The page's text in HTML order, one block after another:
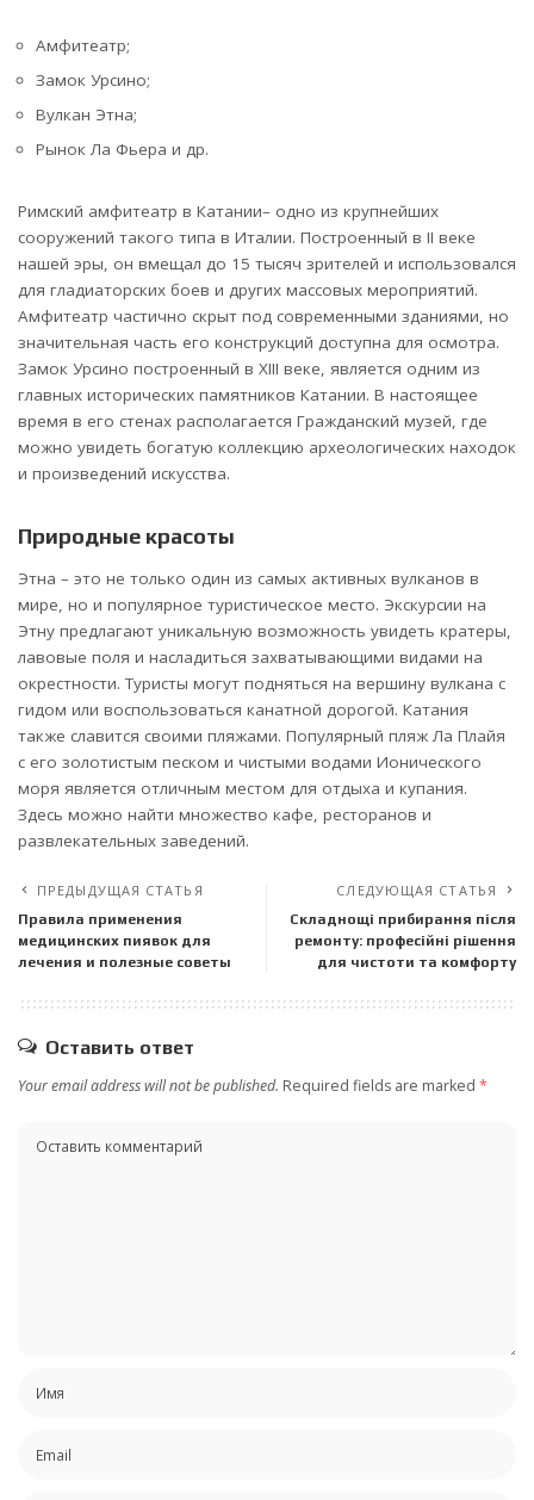
Амфитеатр;
Замок Урсино;
Вулкан Этна;
Рынок Ла Фьера и др.
Римский амфитеатр в Катании– одно из крупнейших
сооружений такого типа в Италии. Построенный в II веке
нашей эры, он вмещал до 15 тысяч зрителей и использовался
для гладиаторских боев и других массовых мероприятий.
Амфитеатр частично скрыт под современными зданиями, но
значительная часть его конструкций доступна для осмотра.
Замок Урсино построенный в XIII веке, является одним из
главных исторических памятников Катании. В настоящее
время в его стенах располагается Гражданский музей, где
можно увидеть богатую коллекцию археологических находок
и произведений искусства.
Природные красоты
Этна – это не только один из самых активных вулканов в
мире, но и популярное туристическое место. Экскурсии на
Этну предлагают уникальную возможность увидеть кратеры,
лавовые поля и насладиться захватывающими видами на
окрестности. Туристы могут подняться на вершину вулкана с
гидом или воспользоваться канатной дорогой. Катания
также славится своими пляжами. Популярный пляж Ла Плайя
с его золотистым песком и чистыми водами Ионического
моря является отличным местом для отдыха и купания.
Здесь можно найти множество кафе, ресторанов и
развлекательных заведений.
ПРЕДЫДУЩАЯ СТАТЬЯ
Правила применения
медицинских пиявок для
лечения и полезные советы
СЛЕДУЮЩАЯ СТАТЬЯ
Складнощі прибирання після
ремонту: професійні рішення
для чистоти та комфорту
Оставить ответ
Your email address will not be published. Required fields are marked *